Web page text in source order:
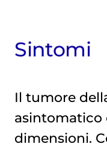
Sintomi
Il tumore
asintomatico
dimensioni.